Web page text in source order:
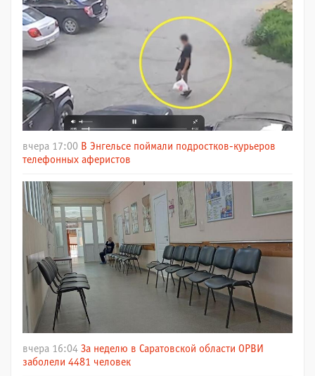
вчера 17:00 В Энгельсе поймали подростков-курьеров
телефонных аферистов
вчера 16:04 За неделю в Саратовской области ОРВИ
заболели 4481 человек